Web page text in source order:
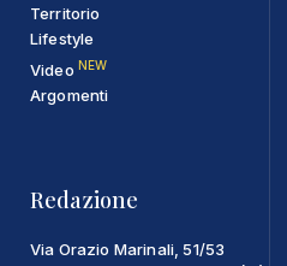
Territorio
Lifestyle
Video NEW
Argomenti
Redazione
Via Orazio Marinali, 51/53